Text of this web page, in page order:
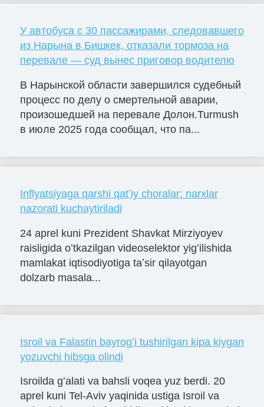
У автобуса с 30 пассажирами, следовавшего
из Нарына в Бишкек, отказали тормоза на
перевале — суд вынес приговор водителю
В Нарынской области завершился судебный
процесс по делу о смертельной аварии,
произошедшей на перевале Долон.Turmush
в июле 2025 года сообщал, что па...
Inflyatsiyaga qarshi qatʼiy choralar: narxlar
nazorati kuchaytiriladi
24 aprel kuni Prezident Shavkat Mirziyoyev
raisligida oʻtkazilgan videoselektor yigʻilishida
mamlakat iqtisodiyotiga taʼsir qilayotgan
dolzarb masala...
Isroil va Falastin bayrogʻi tushirilgan kipa kiygan
yozuvchi hibsga olindi
Isroilda gʻalati va bahsli voqea yuz berdi. 20
aprel kuni Tel-Aviv yaqinida ustiga Isroil va